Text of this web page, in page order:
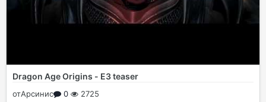
Dragon Age Origins - E3 teaser
отАрсинис 0 2725